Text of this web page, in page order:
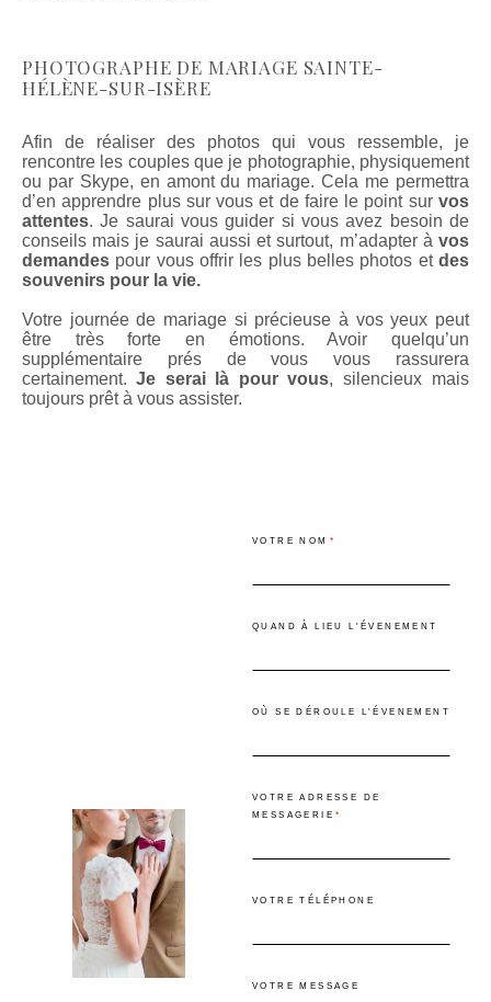
PHOTOGRAPHE DE MARIAGE SAINTE-
HÉLÈNE-SUR-ISÈRE
Afin de réaliser des photos qui vous ressemble, je
rencontre les couples que je photographie, physiquement
ou par Skype, en amont du mariage. Cela me permettra
d’en apprendre plus sur vous et de faire le point sur vos
attentes. Je saurai vous guider si vous avez besoin de
conseils mais je saurai aussi et surtout, m’adapter à vos
demandes pour vous offrir les plus belles photos et des
souvenirs pour la vie.
Votre journée de mariage si précieuse à vos yeux peut
être très forte en émotions. Avoir quelqu’un
supplémentaire prés de vous vous rassurera
certainement. Je serai là pour vous, silencieux mais
toujours prêt à vous assister.
VOTRE NOM
QUAND À LIEU L'ÉVENEMENT
OÙ SE DÉROULE L'ÉVENEMENT
VOTRE ADRESSE DE
MESSAGERIE
VOTRE TÉLÉPHONE
VOTRE MESSAGE